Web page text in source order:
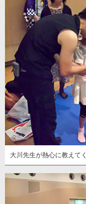
大川先生が熱心に教えて